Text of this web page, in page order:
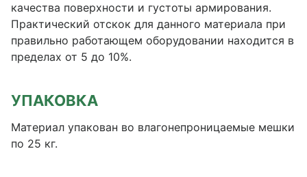
качества поверхности и густоты армирования.
Практический отскок для данного материала при
правильно работающем оборудовании находится в
пределах от 5 до 10%.
УПАКОВКА
Материал упакован во влагонепроницаемые мешки
по 25 кг.